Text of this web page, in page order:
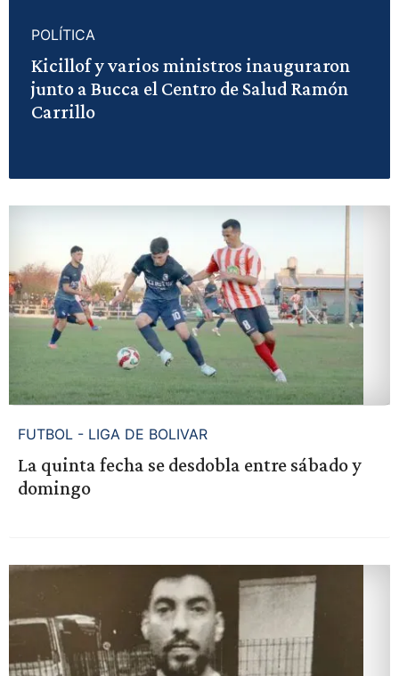
POLÍTICA
Kicillof y varios ministros inauguraron
junto a Bucca el Centro de Salud Ramón
Carrillo
FUTBOL - LIGA DE BOLIVAR
La quinta fecha se desdobla entre sábado y
domingo